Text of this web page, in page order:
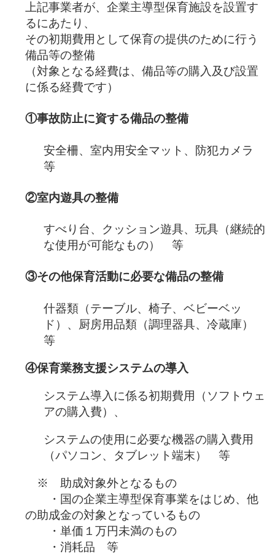
上記事業者が、企業主導型保育施設を設置す
るにあたり、
その初期費用として保育の提供のために行う
備品等の整備
（対象となる経費は、備品等の購入及び設置
に係る経費です）
①事故防止に資する備品の整備
安全柵、室内用安全マット、防犯カメラ
等
②室内遊具の整備
すべり台、クッション遊具、玩具（継続的
な使用が可能なもの） 等
③その他保育活動に必要な備品の整備
什器類（テーブル、椅子、ベビーベッ
ド）、厨房用品類（調理器具、冷蔵庫）
等
④保育業務支援システムの導入
システム導入に係る初期費用（ソフトウェ
アの購入費）、
システムの使用に必要な機器の購入費用
（パソコン、タブレット端末） 等
※ 助成対象外となるもの
・国の企業主導型保育事業をはじめ、他
の助成金の対象となっているもの
・単価１万円未満のもの
・消耗品 等